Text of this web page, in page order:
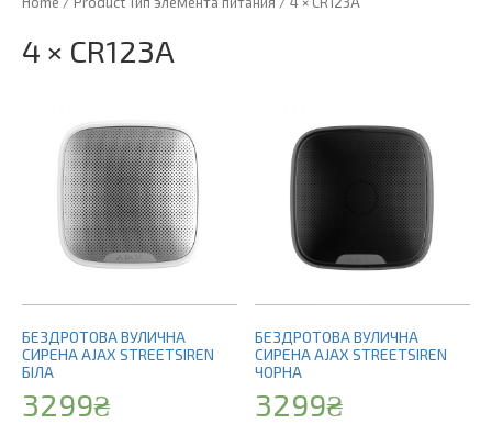
4 × CR123A
БЕЗДРОТОВА ВУЛИЧНА
СИРЕНА AJAX STREETSIREN
БІЛА
3299₴
БЕЗДРОТОВА ВУЛИЧНА
СИРЕНА AJAX STREETSIREN
ЧОРНА
3299₴